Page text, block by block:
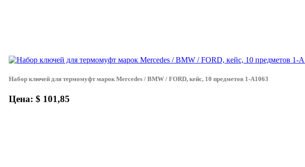
Набор ключей для термомуфт марок Mercedes / BMW / FORD, кейс, 10 предметов 1-A1063
Цена: $ 101,85